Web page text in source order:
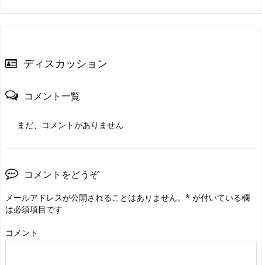
ディスカッション
コメント一覧
まだ、コメントがありません
コメントをどうぞ
メールアドレスが公開されることはありません。 * が付いている欄
は必須項目です
コメント